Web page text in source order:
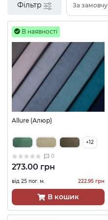
Фільтр За
В наявності
Allure (Алюр)
+12
0
273.00 грн
від 25 пог. м. 222.95 грн
В кошик